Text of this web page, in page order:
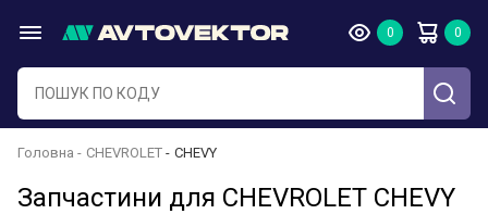
Головна CHEVROLET CHEVY
Запчастини для CHEVROLET CHEVY